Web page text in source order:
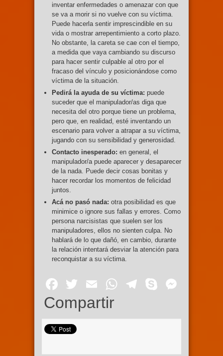
inventar enfermedades o amenazar con que
se va a morir si no vuelve con su víctima.
Puede hacerla sentir imprescindible en su
vida o mostrar arrepentimiento a corto plazo.
No obstante, la careta se cae con el tiempo,
a medida que vaya cambiando su discurso
para hacer sentir culpable al otro por el
fracaso del vínculo y posicionándose como
víctima de la situación.
Pedirá la ayuda de su víctima: puede
suceder que el manipulador/as diga que
necesita del otro porque tiene un problema,
pero que, en realidad, esté inventando un
escenario para volver a atrapar a su víctima,
jugando con su sensibilidad y generosidad.
Contacto inesperado: en general, el
manipulador/a puede aparecer y desaparecer
de la nada. Puede decir cosas bonitas y
hacer recordar los momentos de felicidad
juntos.
Acá no pasó nada: otra posibilidad es que
minimice o ignore sus fallas y errores. Como
persona narcisistas que suelen ser los
manipuladores, ellos no sienten culpa. No
hablará de lo que dañó, en cambio, durante
la relación intentará desviar la atención para
reconquistar a su víctima.
Facebook
Twitter
EmailWhatsApp
Telegram
Skype
Compartir